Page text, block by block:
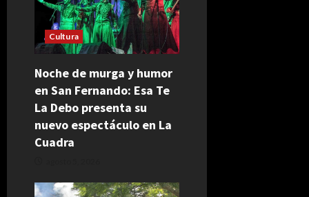
Cultura
Noche de murga y humor
en San Fernando: Esa Te
La Debo presenta su
nuevo espectáculo en La
Cuadra